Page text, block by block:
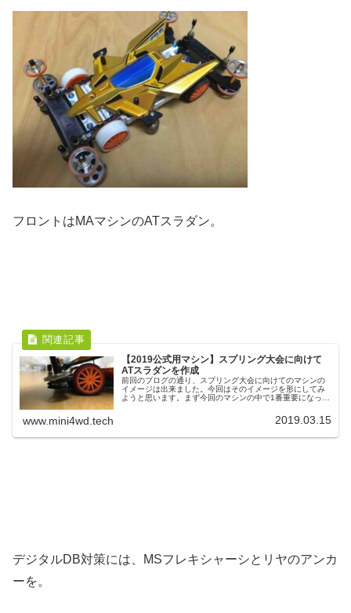
フロントはMAマシンのATスラダン。
【2019公式用マシン】スプリング大会に向けて
ATスラダンを作成
前回のブログの通り、スプリング大会に向けてのマシンの
イメージは出来ました。今回はそのイメージを形にしてみ
ようと思います。まず今回のマシンの中で1番重要になって
www.mini4wd.tech 2019.03.15
デジタルDB対策には、MSフレキシャーシとリヤのアンカ
ーを。